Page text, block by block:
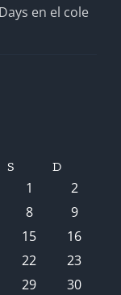
en el cole
S D
1
2
8
9
15
16
22
23
29
30